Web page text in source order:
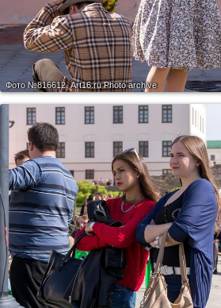
Фото №816612.Art16.ru Photo archive